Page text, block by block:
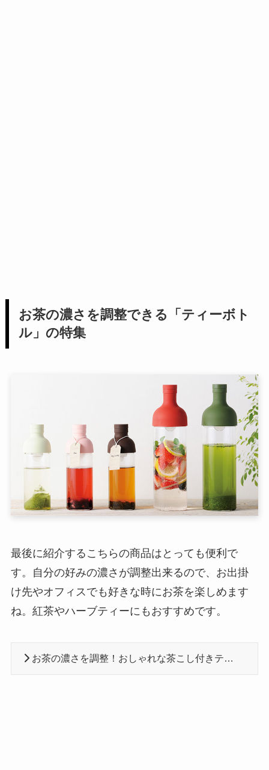
お茶の濃さを調整できる「ティーボト
ル」の特集
最後に紹介するこちらの商品はとっても便利で
す。自分の好みの濃さが調整出来るので、お出掛
け先やオフィスでも好きな時にお茶を楽しめます
ね。紅茶やハーブティーにもおすすめです。
お茶の濃さを調整！おしゃれな茶こし付きティーボトルおすすめ10選